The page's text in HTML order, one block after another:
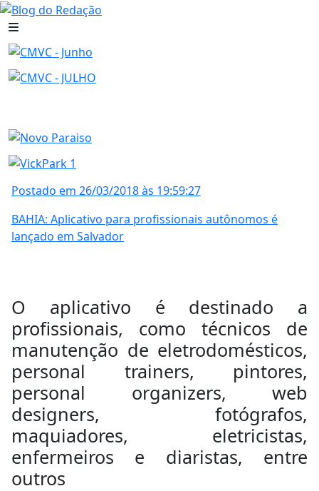
Postado em 26/03/2018 às 19:59:27
BAHIA: Aplicativo para profissionais autônomos é
lançado em Salvador
O aplicativo é destinado a
profissionais, como técnicos de
manutenção de eletrodomésticos,
personal trainers, pintores,
personal organizers, web
designers, fotógrafos,
maquiadores, eletricistas,
enfermeiros e diaristas, entre
outros